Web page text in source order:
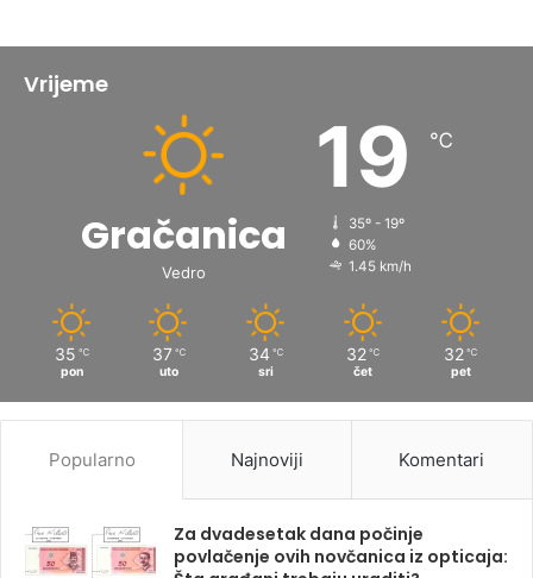
Vrijeme
Gračanica
Vedro
19 ℃
35º - 19º
60%
1.45 km/h
35 ℃
pon
37 ℃
uto
34 ℃
sri
32 ℃
čet
32 ℃
pet
Popularno Najnoviji Komentari
Za dvadesetak dana počinje
povlačenje ovih novčanica iz opticaja: